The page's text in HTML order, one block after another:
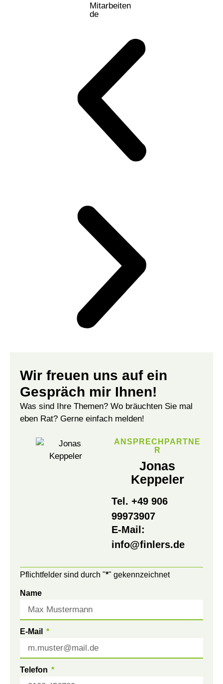
Mitarbeiten
de
Wir freuen uns auf ein
Gespräch mir Ihnen!
Was sind Ihre Themen? Wo bräuchten Sie mal
eben Rat? Gerne einfach melden!
ANSPRECHPARTNE
R
Jonas
Keppeler
Tel. +49 906
99973907
E-Mail:
info@finlers.de
Pflichtfelder sind durch "*" gekennzeichnet
Name
E-Mail
Telefon